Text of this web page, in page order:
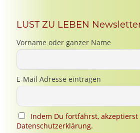
LUST ZU LEBEN
Vorname oder ganzer Name
E-Mail Adresse eintragen
Indem Du fortfährst, akzeptierst
Datenschutzerklärung.